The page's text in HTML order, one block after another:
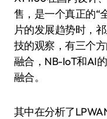
售，是一个真正的“
片的发展趋势时，
技的观察，有三个
融合，NB-IoT和AI
融合。
其中在分析了